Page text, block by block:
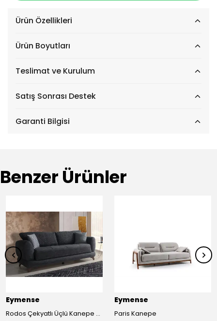
Ürün Özellikleri
Ürün Boyutları
Teslimat ve Kurulum
Satış Sonrası Destek
Garanti Bilgisi
Benzer Ürünler
Eymense
Rodos Çekyatlı Üçlü Kanepe Çekyat
Eymense
Paris Kanepe